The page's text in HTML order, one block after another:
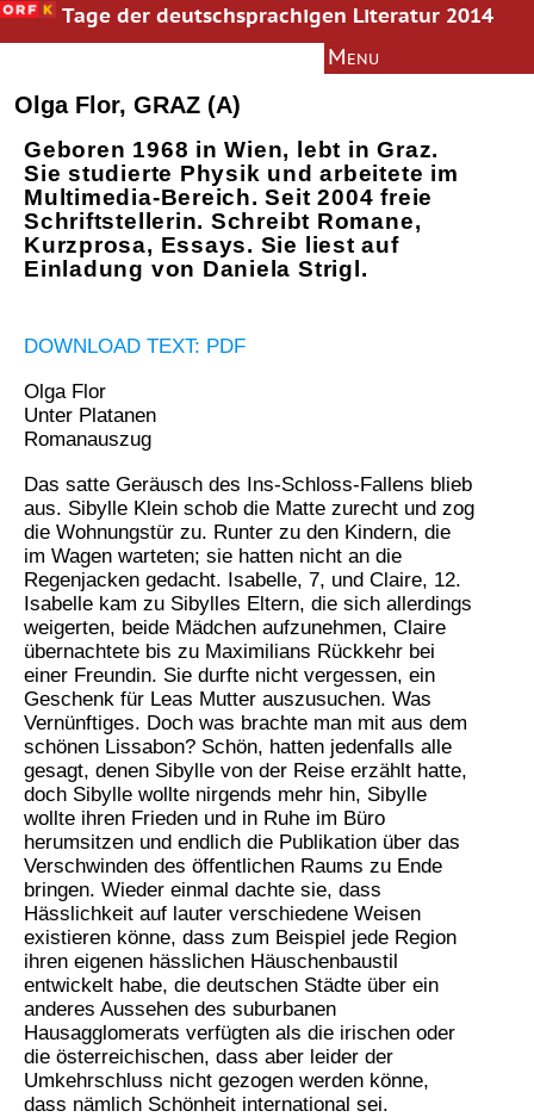
Tage der deutschsprachigen Literatur 2014
Olga Flor, GRAZ (A)
Geboren 1968 in Wien, lebt in Graz.
Sie studierte Physik und arbeitete im
Multimedia-Bereich. Seit 2004 freie
Schriftstellerin. Schreibt Romane,
Kurzprosa, Essays. Sie liest auf
Einladung von Daniela Strigl.
DOWNLOAD TEXT: PDF
Olga Flor
Unter Platanen
Romanauszug
Das satte Geräusch des Ins-Schloss-Fallens blieb
aus. Sibylle Klein schob die Matte zurecht und zog
die Wohnungstür zu. Runter zu den Kindern, die
im Wagen warteten; sie hatten nicht an die
Regenjacken gedacht. Isabelle, 7, und Claire, 12.
Isabelle kam zu Sibylles Eltern, die sich allerdings
weigerten, beide Mädchen aufzunehmen, Claire
übernachtete bis zu Maximilians Rückkehr bei
einer Freundin. Sie durfte nicht vergessen, ein
Geschenk für Leas Mutter auszusuchen. Was
Vernünftiges. Doch was brachte man mit aus dem
schönen Lissabon? Schön, hatten jedenfalls alle
gesagt, denen Sibylle von der Reise erzählt hatte,
doch Sibylle wollte nirgends mehr hin, Sibylle
wollte ihren Frieden und in Ruhe im Büro
herumsitzen und endlich die Publikation über das
Verschwinden des öffentlichen Raums zu Ende
bringen. Wieder einmal dachte sie, dass
Hässlichkeit auf lauter verschiedene Weisen
existieren könne, dass zum Beispiel jede Region
ihren eigenen hässlichen Häuschenbaustil
entwickelt habe, die deutschen Städte über ein
anderes Aussehen des suburbanen
Hausagglomerats verfügten als die irischen oder
die österreichischen, dass aber leider der
Umkehrschluss nicht gezogen werden könne,
dass nämlich Schönheit international sei.
Bachmann-Preis
Autoren
Jury
Texte
Multimedia
Menu